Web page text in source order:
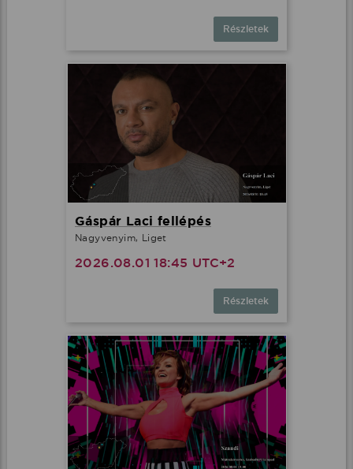
Részletek
Gáspár Laci fellépés
Nagyvenyim, Liget
2026.08.01 18:45 UTC+2
Részletek